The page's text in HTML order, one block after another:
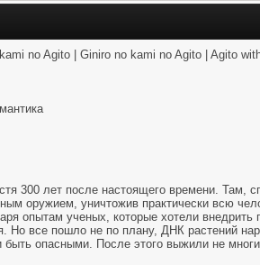
no Agito | Giniro no kami no Agito | Agito
300 лет после настоящего времени. Там,
оружием, уничтожив практически всю
опытам ученых, которые хотели внедрить
Но все пошло не по плану, ДНК растений
быть опасными. После этого выжили не